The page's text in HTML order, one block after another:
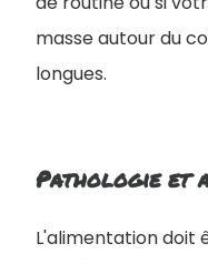
masse autour du
longues.
Pathologie et
L'alimentation doit